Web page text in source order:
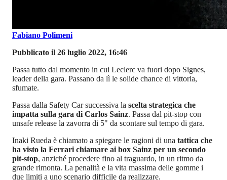
Fabiano Polimeni
Pubblicato il 26 luglio 2022, 16:46
Passa tutto dal momento in cui Leclerc va fuori dopo Signes,
leader della gara. Passano da lì le solide chance di vittoria,
sfumate.
Passa dalla Safety Car successiva la scelta strategica che
impatta sulla gara di Carlos Sainz. Passa dal pit-stop con
unsafe release la zavorra di 5" da scontare sul tempo di gara.
Inaki Rueda è chiamato a spiegare le ragioni di una tattica che
ha visto la Ferrari chiamare ai box Sainz per un secondo
pit-stop, anziché procedere fino al traguardo, in un ritmo da
grande rimonta. La penalità e la vita massima delle gomme i
due limiti a uno scenario difficile da realizzare.